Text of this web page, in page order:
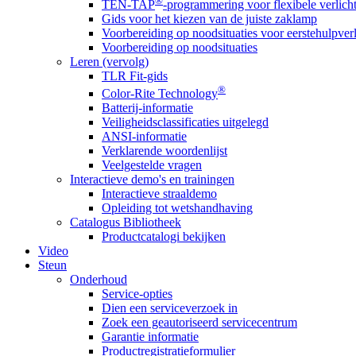
TEN-TAP -programmering voor flexibele
Gids voor het kiezen van de juiste zaklamp
Voorbereiding op noodsituaties voor
Voorbereiding op noodsituaties
Leren (vervolg)
TLR Fit-gids
Color-Rite Technology®
Batterij-informatie
Veiligheidsclassificaties uitgelegd
ANSI-informatie
Verklarende woordenlijst
Veelgestelde vragen
Interactieve demo's en trainingen
Interactieve straaldemo
Opleiding tot wetshandhaving
Catalogus Bibliotheek
Productcatalogi bekijken
Video
Steun
Onderhoud
Service-opties
Dien een serviceverzoek in
Zoek een geautoriseerd servicecentrum
Garantie informatie
Productregistratieformulier